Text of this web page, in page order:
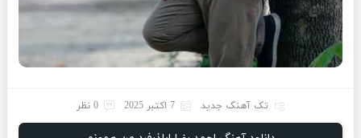
تک آهنگ جدید 7 اکتبر 2025 0 نظر